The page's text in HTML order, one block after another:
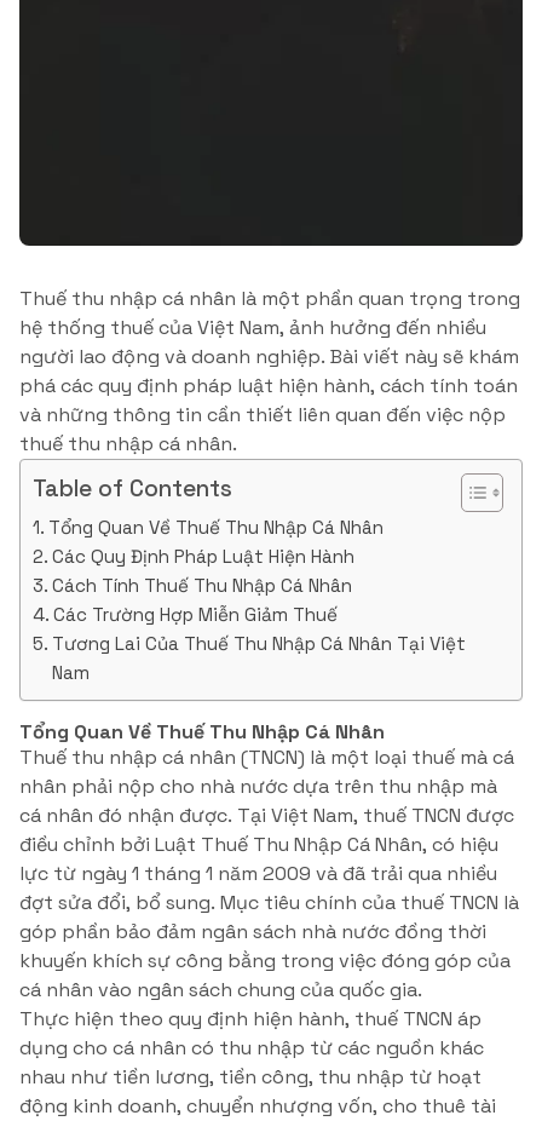
Thuế thu nhập cá nhân là một phần quan trọng trong
hệ thống thuế của Việt Nam, ảnh hưởng đến nhiều
người lao động và doanh nghiệp. Bài viết này sẽ khám
phá các quy định pháp luật hiện hành, cách tính toán
và những thông tin cần thiết liên quan đến việc nộp
thuế thu nhập cá nhân.
Table of Contents
Tổng Quan Về Thuế Thu Nhập Cá Nhân
Các Quy Định Pháp Luật Hiện Hành
Cách Tính Thuế Thu Nhập Cá Nhân
Các Trường Hợp Miễn Giảm Thuế
Tương Lai Của Thuế Thu Nhập Cá Nhân Tại Việt
Nam
Tổng Quan Về Thuế Thu Nhập Cá Nhân
Thuế thu nhập cá nhân (TNCN) là một loại thuế mà cá
nhân phải nộp cho nhà nước dựa trên thu nhập mà
cá nhân đó nhận được. Tại Việt Nam, thuế TNCN được
điều chỉnh bởi Luật Thuế Thu Nhập Cá Nhân, có hiệu
lực từ ngày 1 tháng 1 năm 2009 và đã trải qua nhiều
đợt sửa đổi, bổ sung. Mục tiêu chính của thuế TNCN là
góp phần bảo đảm ngân sách nhà nước đồng thời
khuyến khích sự công bằng trong việc đóng góp của
cá nhân vào ngân sách chung của quốc gia.
Thực hiện theo quy định hiện hành, thuế TNCN áp
dụng cho cá nhân có thu nhập từ các nguồn khác
nhau như tiền lương, tiền công, thu nhập từ hoạt
động kinh doanh, chuyển nhượng vốn, cho thuê tài